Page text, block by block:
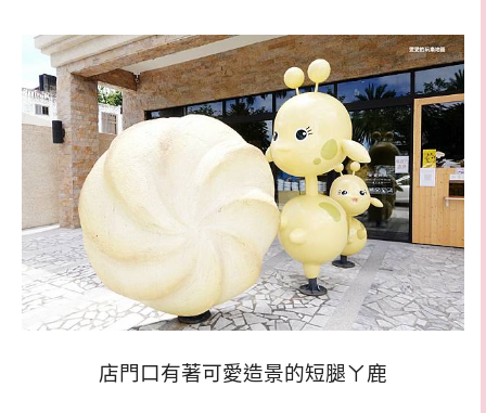
店門口有著可愛造景的短腿ㄚ鹿